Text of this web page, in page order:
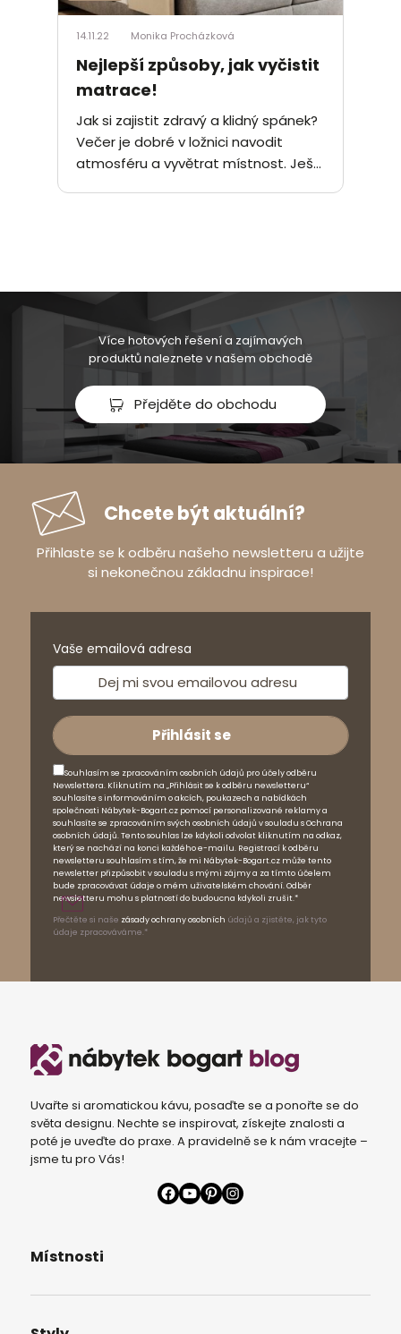
14.11.22 Monika Procházková
Nejlepší způsoby, jak vyčistit
matrace!
Jak si zajistit zdravý a klidný spánek?
Večer je dobré v ložnici navodit
atmosféru a vyvětrat místnost. Ješ...
Více hotových řešení a zajímavých
produktů naleznete v našem obchodě
Přejděte do obchodu
Chcete být aktuální?
Přihlaste se k odběru našeho newsletteru a užijte
si nekonečnou základnu inspirace!
Vaše emailová adresa
Souhlasím se zpracováním osobních údajů pro účely odběru
Newslettera. Kliknutím na „Přihlásit se k odběru newsletteru“
souhlasíte s informováním o akcích, poukazech a nabídkách
společnosti Nábytek-Bogart.cz pomocí personalizované reklamy a
souhlasíte se zpracováním svých osobních údajů v souladu s Ochrana
osobních údajů. Tento souhlas lze kdykoli odvolat kliknutím na odkaz,
který se nachází na konci každého e-mailu. Registrací k odběru
newsletteru souhlasím s tím, že mi Nábytek-Bogart.cz může tento
newsletter přizpůsobit v souladu s mými zájmy a za tímto účelem
bude zpracovávat údaje o mém uživatelském chování. Odběr
newsletteru mohu s platností do budoucna kdykoli zrušit.*
Přečtěte si naše zásady ochrany osobních údajů a zjistěte, jak tyto
údaje zpracováváme.*
Uvařte si aromatickou kávu, posaďte se a ponořte se do
světa designu. Nechte se inspirovat, získejte znalosti a
poté je uveďte do praxe. A pravidelně se k nám vracejte –
jsme tu pro Vás!
Facebook
YouTube
Pinterest
Instagram
Místnosti